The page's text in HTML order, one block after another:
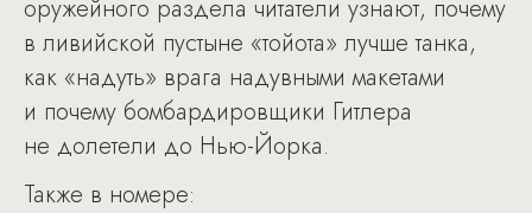
оружейного раздела читатели узнают, почему
в ливийской пустыне «тойота» лучше танка,
как «надуть» врага надувными макетами
и почему бомбардировщики Гитлера
не долетели до Нью-Йорка.
Также в номере: